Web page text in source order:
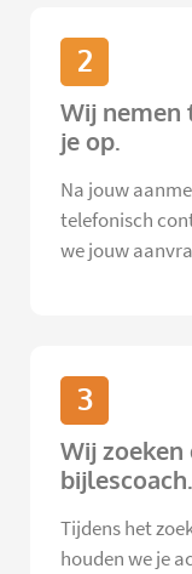
2
Wij nemen
je op.
Na jouw
telefonisch
we jouw
3
Wij zoeken
bijlescoach.
Tijdens het
houden we je